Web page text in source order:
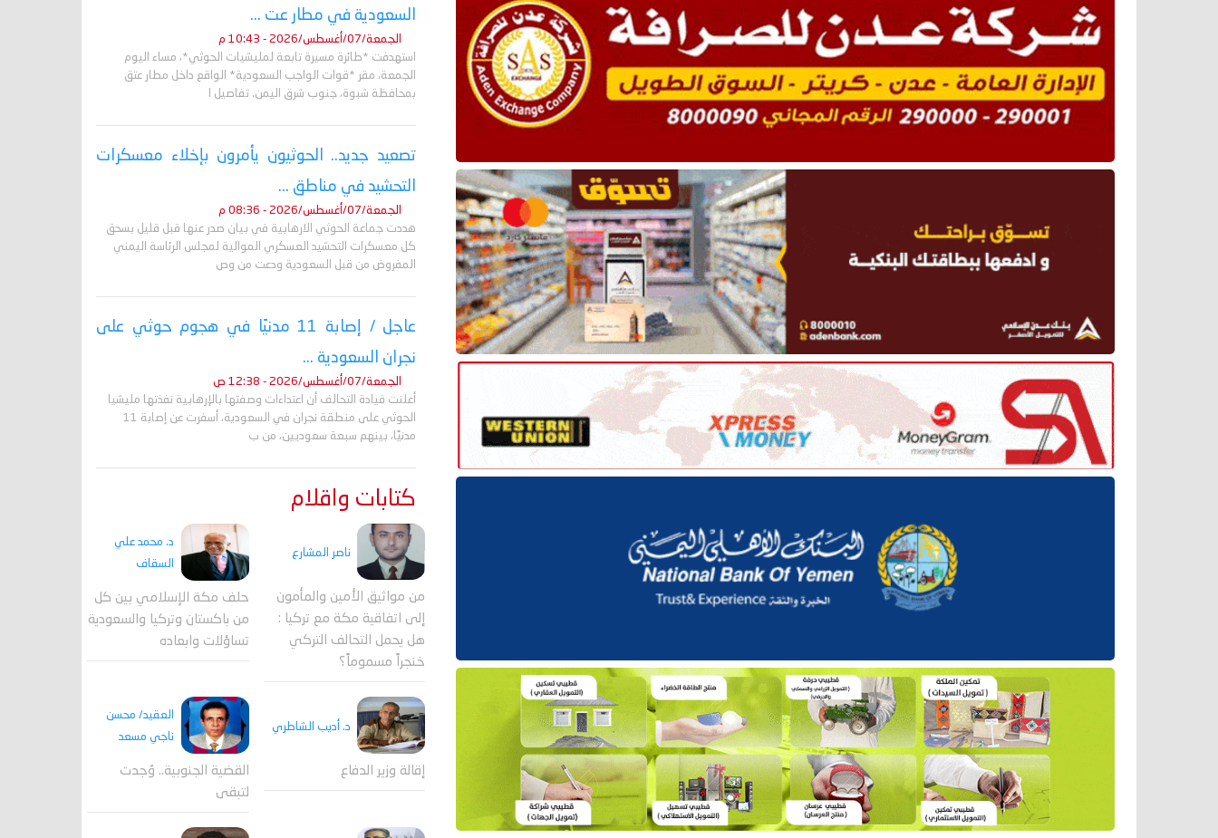
السعودية في مطار عت ...
الجمعة/07/أغسطس/2026 - 10:43 م
استهدفت *طائرة مسيرة تابعة لمليشيات الحوثي*، مساء اليوم
الجمعة، مقر *قوات الواجب السعودية* الواقع داخل مطار عتق
بمحافظة شبوة، جنوب شرق اليمن. تفاصيل ا
تصعيد جديد.. الحوثيون يأمرون بإخلاء معسكرات
التحشيد في مناطق ...
الجمعة/07/أغسطس/2026 - 08:36 م
هددت جماعة الحوثي الارهابية في بيان صدر عنها قبل قليل بسحق
كل معسكرات التحشيد العسكري الموالية لمجلس الرئاسة اليمني
المفروض من قبل السعودية ودعت من وص
عاجل / إصابة 11 مدنيًا في هجوم حوثي على
نجران السعودية ...
الجمعة/07/أغسطس/2026 - 12:38 ص
أعلنت قيادة التحالف أن اعتداءات وصفتها بالإرهابية نفذتها مليشيا
الحوثي على منطقة نجران في السعودية، أسفرت عن إصابة 11
مدنيًا، بينهم سبعة سعوديين، من ب
كتابات واقلام
ناصر المشارع
من مواثيق الأمين والمأمون
إلى اتفاقية مكة مع تركيا :
هل يحمل التحالف التركي
خنجراً مسموماً؟
د. محمد علي
السقاف
حلف مكة الإسلامي بين كل
من باكستان وتركيا والسعودية
تساؤلات وابعاده
د. أديب الشاطري
إقالة وزير الدفاع
العقيد/ محسن
ناجي مسعد
القضية الجنوبية.. وُجدت
لتبقى